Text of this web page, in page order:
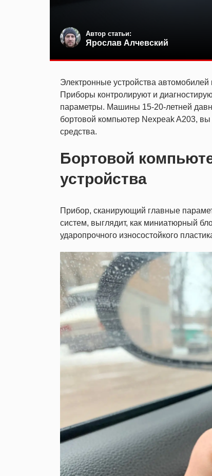
Автор статьи:
Ярослав Алчевский
Электронные устройства
Приборы контролируют и
параметры. Машины 15-20-летней
бортовой компьютер Nexpeak A203,
средства.
Бортовой
устройства
Прибор, сканирующий главные
систем, выглядит, как миниатюрный
ударопрочного износостойкого